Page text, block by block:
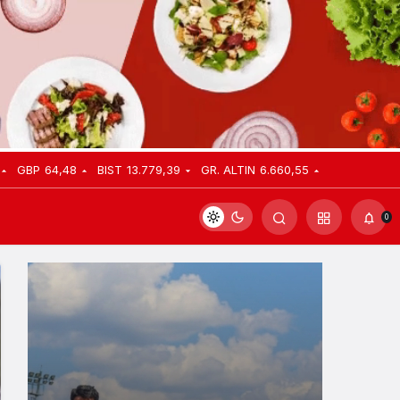
GBP 64,48 BIST 13.779,39 GR. ALTIN 6.660,55
0